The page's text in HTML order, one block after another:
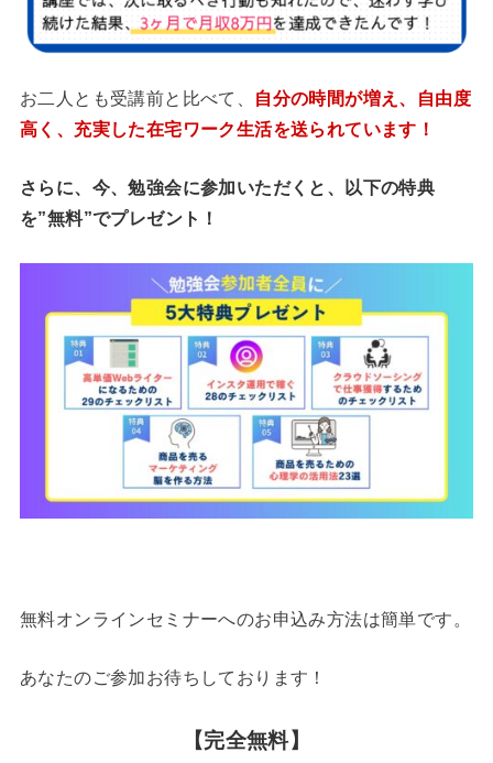
お二人とも受講前と比べて、
自分の時間が増え、自由度
高く、充実した在宅ワーク生活を送られています！
さらに、今、勉強会に参加いただくと、
以下の特典
を”無料”でプレゼント！
無料オンラインセミナーへのお申込み方法は簡単です。
あなたのご参加お待ちしております！
【完全無料】